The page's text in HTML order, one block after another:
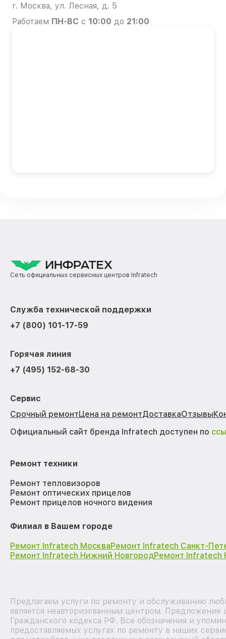
г. Москва, ул. Лесная, д. 5
Работаем ПН-ВС с 10:00 до 21:00
Сеть официальных сервисных центров Infratech
Служба технической поддержки
+7 (800) 101-17-59
Горячая линия
+7 (495) 152-68-30
Сервис
Срочный ремонтЦена на ремонтДоставкаОтзывы
Официальный сайт бренда Infratech доступен по
Ремонт техники
Ремонт тепловизоров
Ремонт оптических прицелов
Ремонт прицелов ночного видения
Филиал в Вашем городе
Ремонт Infratech МоскваРемонт Infratech Санкт-
Ремонт Infratech Нижний НовгородРемонт Infratech
Предлагаем услуги по ремонту и обслуживанию
является неавторизованным центром.
Гражданского кодекса РФ. Все обозначения и
предоставляемых услугах по ремонту в наших